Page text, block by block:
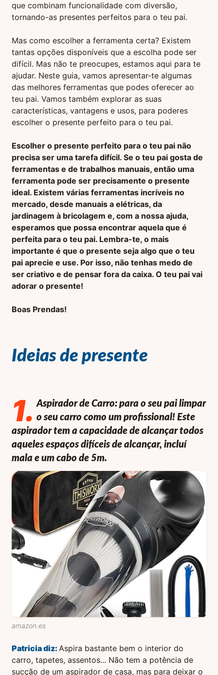
que combinam funcionalidade com diversão,
tornando-as presentes perfeitos para o teu pai.
Mas como escolher a ferramenta certa? Existem
tantas opções disponíveis que a escolha pode ser
difícil. Mas não te preocupes, estamos aqui para te
ajudar. Neste guia, vamos apresentar-te algumas
das melhores ferramentas que podes oferecer ao
teu pai. Vamos também explorar as suas
características, vantagens e usos, para poderes
escolher o presente perfeito para o teu pai.
Escolher o presente perfeito para o teu pai não
precisa ser uma tarefa difícil. Se o teu pai gosta de
ferramentas e de trabalhos manuais, então uma
ferramenta pode ser precisamente o presente
ideal. Existem várias ferramentas incríveis no
mercado, desde manuais a elétricas, da
jardinagem à bricolagem e, com a nossa ajuda,
esperamos que possa encontrar aquela que é
perfeita para o teu pai. Lembra-te, o mais
importante é que o presente seja algo que o teu
pai aprecie e use. Por isso, não tenhas medo de
ser criativo e de pensar fora da caixa. O teu pai vai
adorar o presente!
Boas Prendas!
Ideias de presente
1. Aspirador de Carro: para o seu pai limpar
o seu carro como um profissional! Este
aspirador tem a capacidade de alcançar todos
aqueles espaços difíceis de alcançar, incluí
mala e um cabo de 5m.
amazon.es
Patriciadiz: Aspira bastante bem o interior do
carro, tapetes, assentos... Não tem a potência de
sucção de um aspirador de casa, mas para deixar o